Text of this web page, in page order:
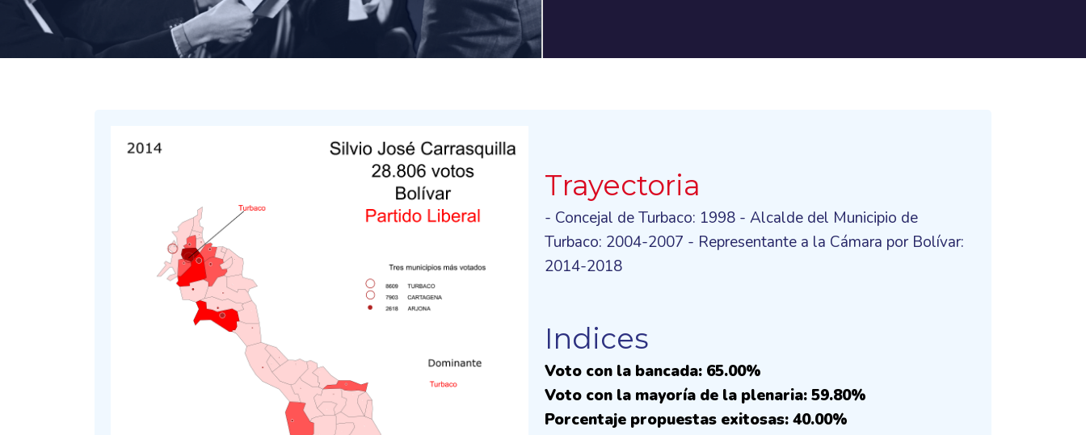
Trayectoria
- Concejal de Turbaco: 1998 - Alcalde del Municipio de
Turbaco: 2004-2007 - Representante a la Cámara por Bolívar:
2014-2018
Indices
Voto con la bancada: 65.00%
Voto con la mayoría de la plenaria: 59.80%
Porcentaje propuestas exitosas: 40.00%